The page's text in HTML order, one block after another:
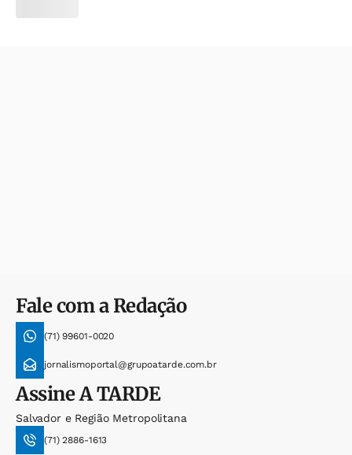
Fale com a Redação
(71) 99601-0020
jornalismoportal@grupoatarde.com.br
AssineA TARDE
Salvador e Região Metropolitana
(71) 2886-1613